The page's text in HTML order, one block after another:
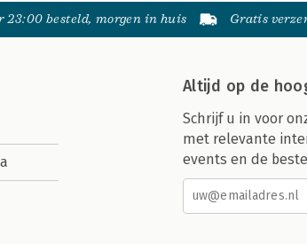
23:00 besteld, morgen in huis Gratis
Altijd op de
Schrijf u in voor
met relevante
events en de